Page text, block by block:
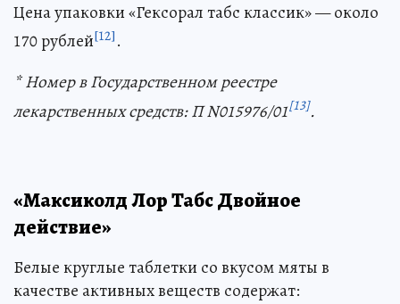
Цена упаковки «Гексорал табс классик» — около
170 рублей[12].
* Номер в Государственном реестре
лекарственных средств: П N015976/01[13].
«Максиколд Лор Табс Двойное
действие»
Белые круглые таблетки со вкусом мяты в
качестве активных веществ содержат: